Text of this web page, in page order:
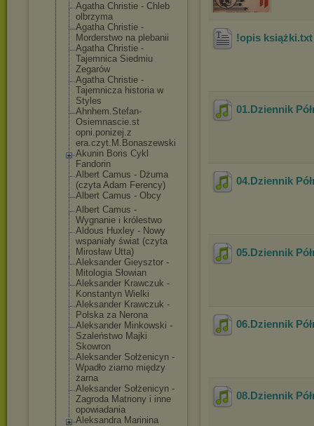
Agatha Christie - Chleb
olbrzyma
Agatha Christie -
Morderstwo na plebanii
Agatha Christie -
Tajemnica Siedmiu
Zegarów
Agatha Christie -
Tajemnicza historia w
Styles
Ahnhem.Stefan-
Osiemnascie.st
opni.ponizej.z
era.czyt.M.Bonaszewski
Akunin Boris Cykl
Fandorin
Albert Camus - Dżuma
(czyta Adam Ferency)
Albert Camus - Obcy
Albert Camus -
Wygnanie i królestwo
Aldous Huxley - Nowy
wspaniały świat (czyta
Mirosław Utta)
Aleksander Gieysztor -
Mitologia Słowian
Aleksander Krawczuk -
Konstantyn Wielki
Aleksander Krawczuk -
Polska za Nerona
Aleksander Minkowski -
Szaleństwo Majki
Skowron
Aleksander Sołżenicyn -
Wpadło ziarno między
żarna
Aleksander Sołżenicyn -
Zagroda Matriony i inne
opowiadania
Aleksandra Marinina
!opis książki
01.Dziennik
04.Dziennik
05.Dziennik
06.Dziennik
08.Dziennik